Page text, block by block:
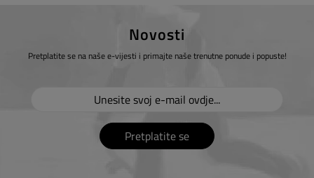
Novosti
Pretplatite se na naše e-vijesti i primajte naše trenutne ponude i popuste!
Pretplatite se